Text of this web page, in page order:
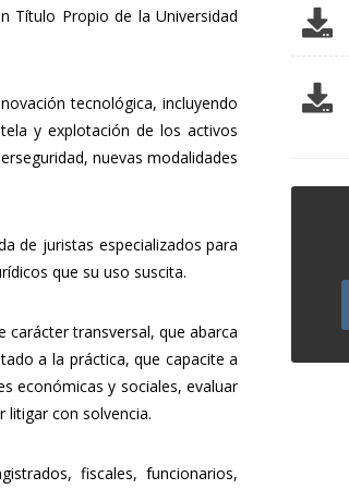
Título Propio de la Universidad
tecnológica, incluyendo
y explotación de los activos
nuevas modalidades
de juristas especializados para
que su uso suscita.
transversal, que abarca
a la práctica, que capacite a
económicas y sociales, evaluar
litigar con solvencia.
fiscales, funcionarios,